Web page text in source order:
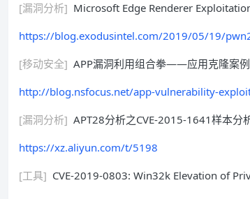
[漏洞分析] Microsoft Edge Renderer
https://blog.exodusintel.com/2019/05/19/
[移动安全] APP漏洞利用组合拳——应用克隆案
http://blog.nsfocus.net/app-vulnerability-
[漏洞分析] APT28分析之CVE-2015-1641样本分
https://xz.aliyun.com/t/5198
[工具] CVE-2019-0803: Win32k Elevation of